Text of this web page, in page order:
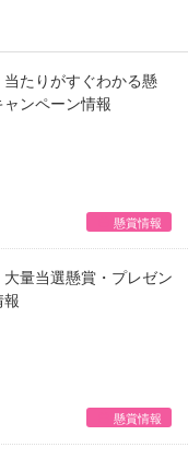
たりがすぐわかる懸
ンペーン情報
懸賞情報
量当選懸賞・プレゼン
報
懸賞情報